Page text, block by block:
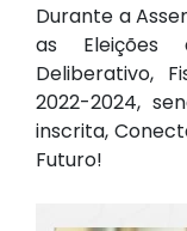
Durante a
as Eleições
Deliberativo,
2022-2024,
inscrita,
Futuro!